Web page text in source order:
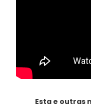
Esta e outras